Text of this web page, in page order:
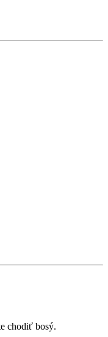
chodiť bosý.